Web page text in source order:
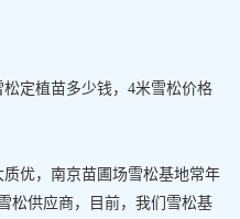
定植苗多少钱，4米雪松价格
优，南京苗圃场雪松基地常年
松供应商，目前，我们雪松基